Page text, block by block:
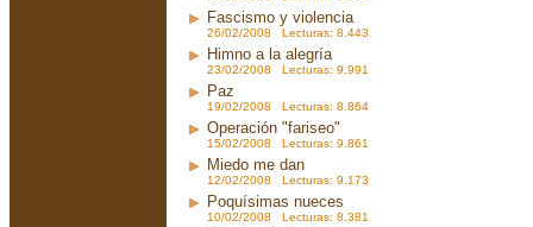
Fascismo y violencia
26/02/2008 Lecturas: 8.443
Himno a la alegría
23/02/2008 Lecturas: 9.991
Paz
19/02/2008 Lecturas: 8.864
Operación "fariseo"
15/02/2008 Lecturas: 9.861
Miedo me dan
12/02/2008 Lecturas: 9.173
Poquísimas nueces
10/02/2008 Lecturas: 8.381